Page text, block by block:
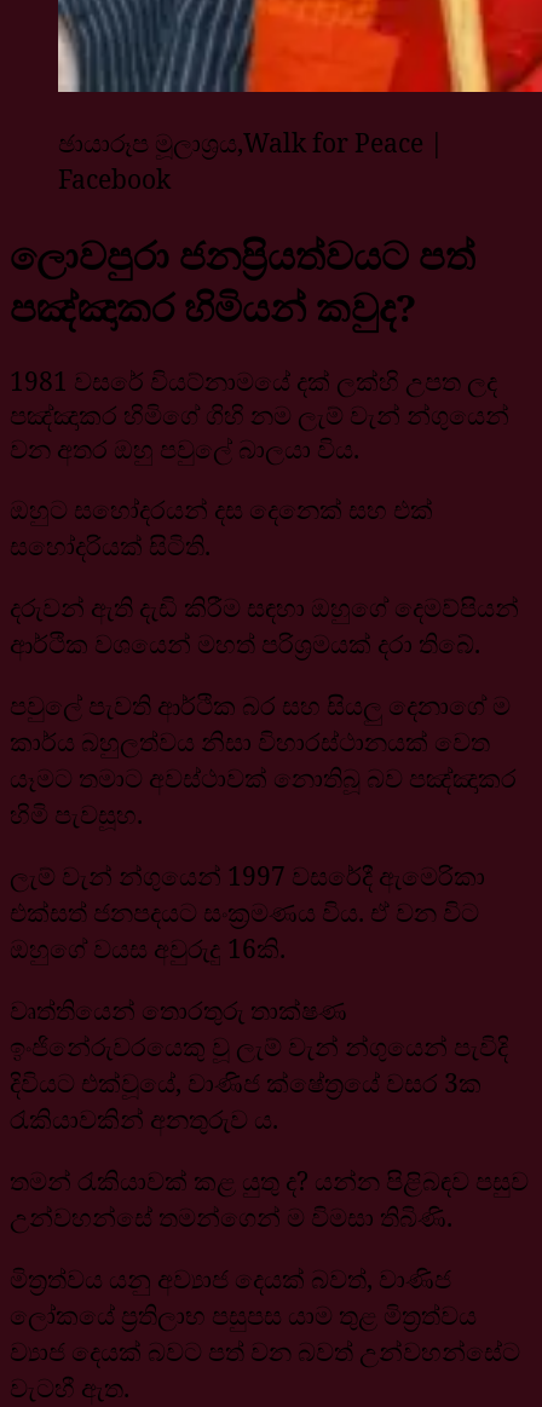
ඡායාරූප මූලාශ්‍රය,Walk for Peace‍ ‍|
Facebook
ලොවපුරා ජනප්‍රියත්වයට පත්
පඤ්ඤාකර හිමියන් කවුද?
1981 වසරේ වියට්නාමයේ දක් ලක්හි උපත ලද
පඤ්ඤාකර හිමිගේ ගිහි නම ලැම් වැන් න්ගුයෙන්
වන අතර ඔහු පවුලේ බාලයා විය.
ඔහුට සහෝදරයන් දස දෙනෙක් සහ එක්
සහෝදරියක් සිටිති.
දරුවන් ඇති දැඩි කිරීම සඳහා ඔහුගේ දෙමව්පියන්
ආර්ථික වශයෙන් මහත් පරිශ්‍රමයක් දරා තිබේ.
පවුලේ පැවති ආර්ථික බර සහ සියලු දෙනාගේ ම
කාර්ය බහුලත්වය නිසා විහාරස්ථානයක් වෙත
යෑමට තමාට අවස්ථාවක් නොතිබූ බව පඤ්ඤාකර
හිමි පැවසූහ.
ලැම් වැන් න්ගුයෙන් 1997 වසරේදී ඇමෙරිකා
එක්සත් ජනපදයට සංක්‍රමණය විය. ඒ වන විට
ඔහුගේ වයස අවුරුදු 16කි.
වෘත්තියෙන් තොරතුරු තාක්ෂණ
ඉංජිනේරුවරයෙකු වූ ලැම් වැන් න්ගුයෙන් පැවිදි
දිවියට එක්වූයේ, වාණිජ ක්ෂේත්‍රයේ වසර 3ක
රැකියාවකින් අනතුරුව ය.
තමන් රැකියාවක් කළ යුතු ද? යන්න පිළිබඳව පසුව
උන්වහන්සේ තමන්ගෙන් ම විමසා තිබිණි.
මිත්‍රත්වය යනු අව්‍යාජ දෙයක් බවත්, වාණිජ
ලෝකයේ ප්‍රතිලාභ පසුපස යාම තුළ මිත්‍රත්වය
ව්‍යාජ දෙයක් බවට පත් වන බවත් උන්වහන්සේට
වැටහී ඇත.